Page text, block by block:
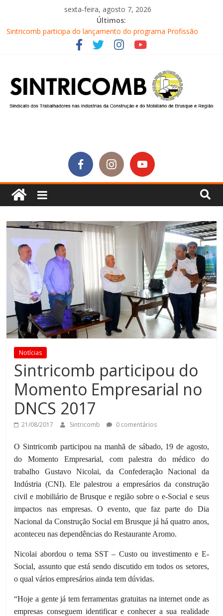
sexta-feira, agosto 7, 2026
Últimos:
Sintricomb participa do lançamento do programa Profissão
Construir em Brusque
Equipe do SINTRICOMB realiza mais uma edição do Café na
Conselho Fiscal do SINTRICOMB realiza avaliação das contas do
sindicato
Diretores do SINTRICOMB são eleitos para a direção da Nova
Central Sindical de SC
Notícias
Sintricomb participou do
Momento Empresarial no
DNCS 2017
21/08/2017 Sintricomb 0 comentários
O Sintricomb participou na manhã de sábado, 19 de agosto,
do Momento Empresarial, com palestra do médico do
trabalho Gustavo Nicolai, da Confederação Nacional da
Indústria (CNI). Ele palestrou a empresários da construção
civil e mobiliário de Brusque e região sobre o e-Social e seus
impactos nas empresas. O evento, que faz parte do Dia
Nacional da Construção Social em Brusque já há quatro anos,
aconteceu nas dependências do Restaurante Aromo.
Nicolai abordou o tema SST – Custo ou investimento e E-
Social, assunto que está sendo discutido em todos os setores,
o qual vários empresários ainda tem dúvidas.
“Hoje a gente já tem ferramentas gratuitas na internet onde as
empresas conseguem identificar e conhecer a sua realidade